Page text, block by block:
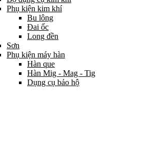
Phụ kiện kim khí
Bu lông
Đai ốc
Long đền
Sơn
Phụ kiện máy hàn
Hàn que
Hàn Mig - Mag - Tig
Dụng cụ bảo hộ